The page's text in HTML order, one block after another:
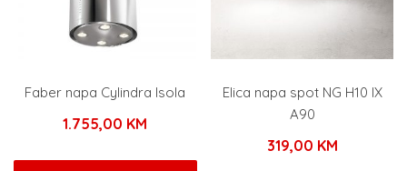
Faber napa Cylindra Isola
1.755,00 KM
Elica napa spot NG H10 IX
A90
319,00 KM